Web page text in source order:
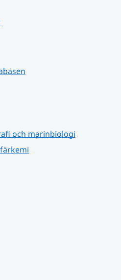
och marinbiologi